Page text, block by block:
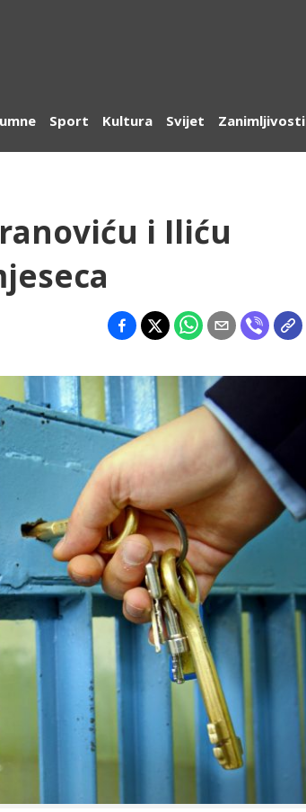
Sport Kultura Svijet Zanimljivosti
i Iliću